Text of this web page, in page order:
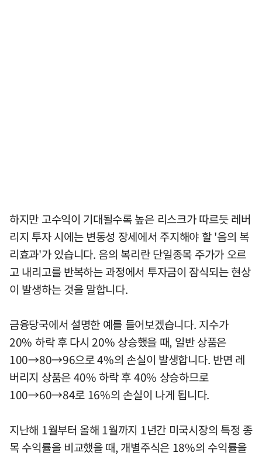
하지만 고수익이 기대될수록 높은 리스크가 따르듯 레버
리지 투자 시에는 변동성 장세에서 주지해야 할 '음의 복
리효과'가 있습니다. 음의 복리란 단일종목 주가가 오르
고 내리고를 반복하는 과정에서 투자금이 잠식되는 현상
이 발생하는 것을 말합니다.
금융당국에서 설명한 예를 들어보겠습니다. 지수가
20% 하락 후 다시 20% 상승했을 때, 일반 상품은
100→80→96으로 4%의 손실이 발생합니다. 반면 레
버리지 상품은 40% 하락 후 40% 상승하므로
100→60→84로 16%의 손실이 나게 됩니다.
지난해 1월부터 올해 1월까지 1년간 미국시장의 특정 종
목 수익률을 비교했을 때, 개별주식은 18%의 수익률을